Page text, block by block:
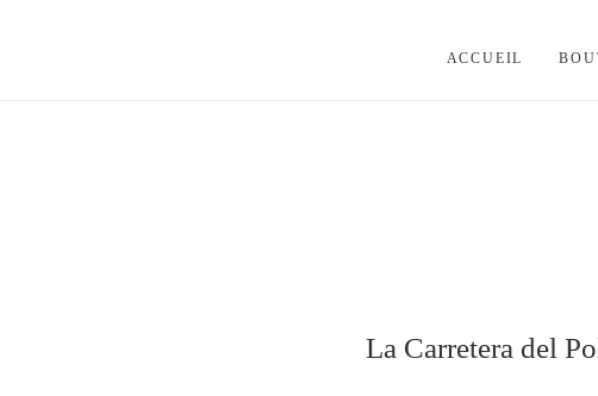
ACCUEIL
La Carretera del